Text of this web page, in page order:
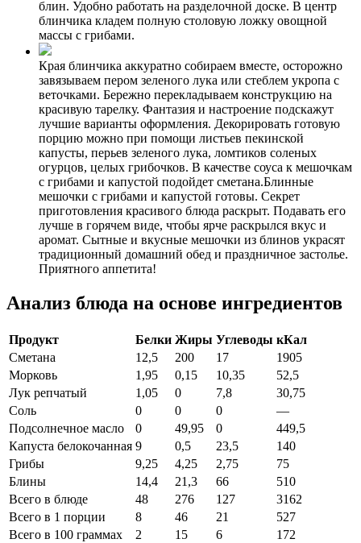
блин. Удобно работать на разделочной доске. В центр
блинчика кладем полную столовую ложку овощной
массы с грибами.
Края блинчика аккуратно собираем вместе, осторожно
завязываем пером зеленого лука или стеблем укропа с
веточками. Бережно перекладываем конструкцию на
красивую тарелку. Фантазия и настроение подскажут
лучшие варианты оформления. Декорировать готовую
порцию можно при помощи листьев пекинской
капусты, перьев зеленого лука, ломтиков соленых
огурцов, целых грибочков. В качестве соуса к мешочкам
с грибами и капустой подойдет сметана.Блинные
мешочки с грибами и капустой готовы. Секрет
приготовления красивого блюда раскрыт. Подавать его
лучше в горячем виде, чтобы ярче раскрылся вкус и
аромат. Сытные и вкусные мешочки из блинов украсят
традиционный домашний обед и праздничное застолье.
Приятного аппетита!
Анализ блюда на основе ингредиентов
Продукт Белки Жиры Углеводы кКал
Сметана
12,5 200 17
1905
Морковь
1,95 0,15 10,35
52,5
Лук репчатый
1,05 0 7,8
30,75
Соль
0 0 0
—
Подсолнечное масло
0 49,95 0
449,5
Капуста белокочанная 9 0,5 23,5
140
Грибы
9,25 4,25 2,75
75
Блины
14,4 21,3 66
510
Всего в блюде
48 276 127
3162
Всего в 1 порции
8 46 21
527
Всего в 100 граммах
2 15 6 172